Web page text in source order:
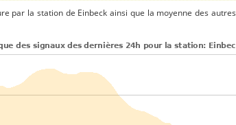
par la station de Einbeck ainsi que la moyenne des autres